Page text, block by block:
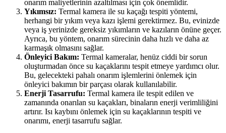
onarım maliyetlerinin azaltılması için çok önemlidir.
Yıkımsız: Termal kamera ile su kaçağı tespiti yöntemi,
herhangi bir yıkım veya kazı işlemi gerektirmez. Bu, evinizde
veya iş yerinizde gereksiz yıkımların ve kazıların önüne geçer.
Ayrıca, bu yöntem, onarım sürecinin daha hızlı ve daha az
karmaşık olmasını sağlar.
Önleyici Bakım: Termal kameralar, henüz ciddi bir sorun
oluşturmadan önce su kaçaklarını tespit etmeye yardımcı olur.
Bu, gelecekteki pahalı onarım işlemlerini önlemek için
önleyici bakımın bir parçası olarak kullanılabilir.
Enerji Tasarrufu: Termal kamera ile tespit edilen ve
zamanında onarılan su kaçakları, binaların enerji verimliliğini
artırır. Isı kaybını önlemek için su kaçaklarının tespiti ve
onarımı, enerji tasarrufu sağlar.